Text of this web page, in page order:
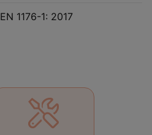
EN 1176-1: 2017